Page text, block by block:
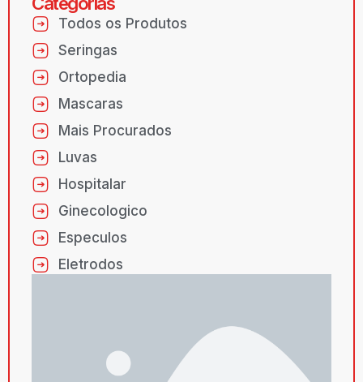
Todos os Produtos
Seringas
Ortopedia
Mascaras
Mais Procurados
Luvas
Hospitalar
Ginecologico
Especulos
Eletrodos